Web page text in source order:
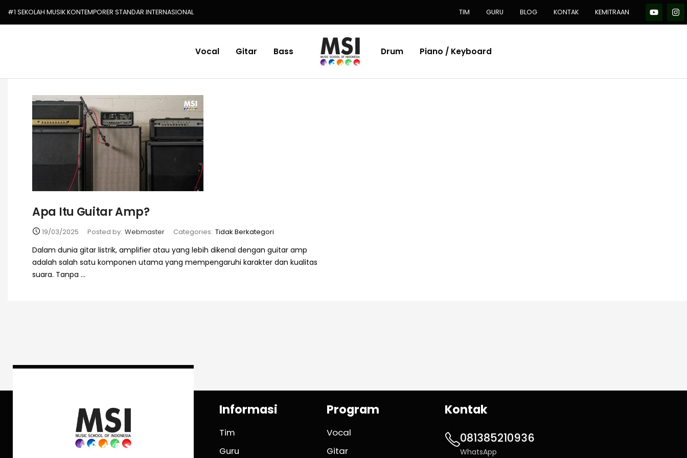
#1 SEKOLAH MUSIK KONTEMPORER STANDAR INTERNASIONAL TIM GURU BLOG KONTAK KEMITRAAN
Vocal Gitar Bass Drum Piano / Keyboard
Apa Itu Guitar Amp?
19/03/2025 Posted by: Webmaster Categories: Tidak Berkategori
Dalam dunia gitar listrik, amplifier atau yang lebih dikenal dengan guitar amp
adalah salah satu komponen utama yang mempengaruhi karakter dan kualitas
suara. Tanpa ...
Informasi
Tim
Guru
Program
Vocal
Gitar
Kontak
081385210936
WhatsApp